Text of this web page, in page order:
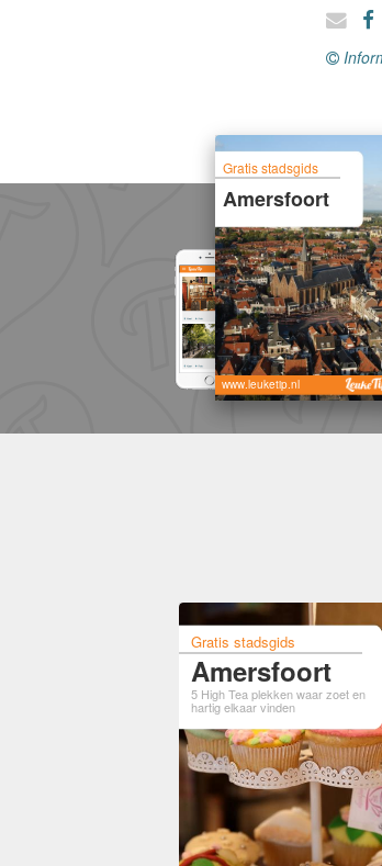
Gratis stadsgids
Amersfoort
www.leuketip.nl
Gratis stadsgids
Amersfoort
5 High Tea plekken waar zoet en
hartig elkaar vinden